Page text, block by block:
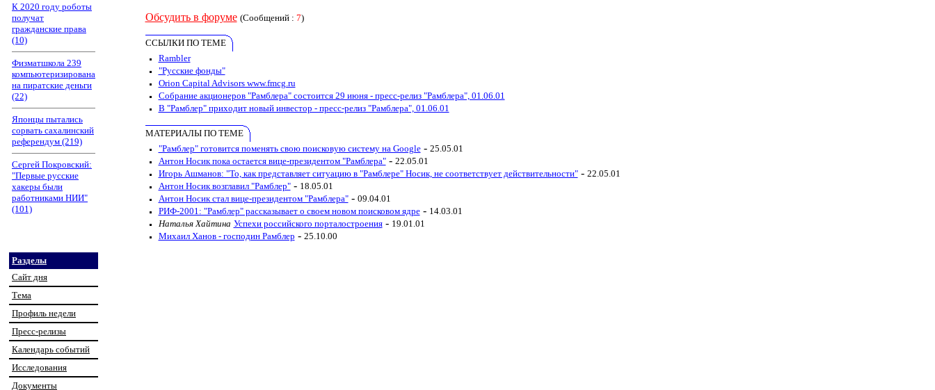
К 2020 году роботы
получат
гражданские права
(10)
Физматшкола 239
компьютеризирована
на пиратские деньги
(22)
Японцы пытались
сорвать сахалинский
референдум (219)
Сергей Покровский:
"Первые русские
хакеры были
работниками НИИ"
(101)
Разделы
Сайт дня
Тема
Профиль недели
Пресс-релизы
Календарь событий
Исследования
Документы
Обсудить в форуме (Сообщений : 7)
ССЫЛКИ ПО ТЕМЕ
Rambler
"Русские фонды"
Orion Capital Advisors www.fmcg.ru
Собрание акционеров "Рамблера" состоится 29 июня - пресс-релиз "Рамблера", 01.06.01
В "Рамблер" приходит новый инвестор - пресс-релиз "Рамблера", 01.06.01
МАТЕРИАЛЫ ПО ТЕМЕ
"Рамблер" готовится поменять свою поисковую систему на Google- 25.05.01
Антон Носик пока остается вице-президентом "Рамблера"- 22.05.01
Игорь Ашманов: "То, как представляет ситуацию в "Рамблере" Носик, не соответствует действительности"- 22.05.01
Антон Носик возглавил "Рамблер"- 18.05.01
Антон Носик стал вице-президентом "Рамблера"- 09.04.01
РИФ-2001: "Рамблер" рассказывает о своем новом поисковом ядре- 14.03.01
Наталья Хайтина Успехи российского порталостроения- 19.01.01
Михаил Ханов - господин Рамблер - 25.10.00